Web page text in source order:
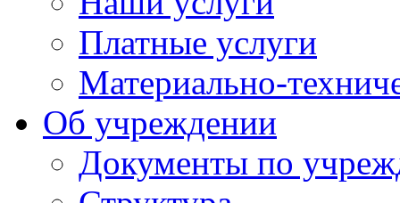
Платные услуги
Материально-
Об учреждении
Документы по